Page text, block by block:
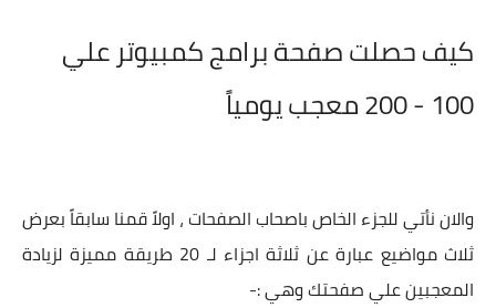
كيف حصلت صفحة برامج كمبيوتر علي
100 - 200 معجب يومياً
والان نأتي للجزء الخاص باصحاب الصفحات ، اولاً قمنا سابقاً بعرض
ثلاث مواضيع عبارة عن ثلاثة اجزاء لـ 20 طريقة مميزة لزيادة
المعجبين علي صفحتك وهي :-